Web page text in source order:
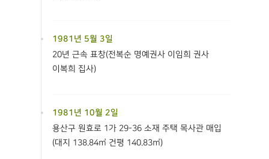
1981년 5월 3일
20년 근속 표창(전복순 명예권사 이임희 권사
이복희 집사)
1981년 10월 2일
용산구 원효로 1가 29-36 소재 주택 목사관 매입
(대지 138.84㎡ 건평 140.83㎡)